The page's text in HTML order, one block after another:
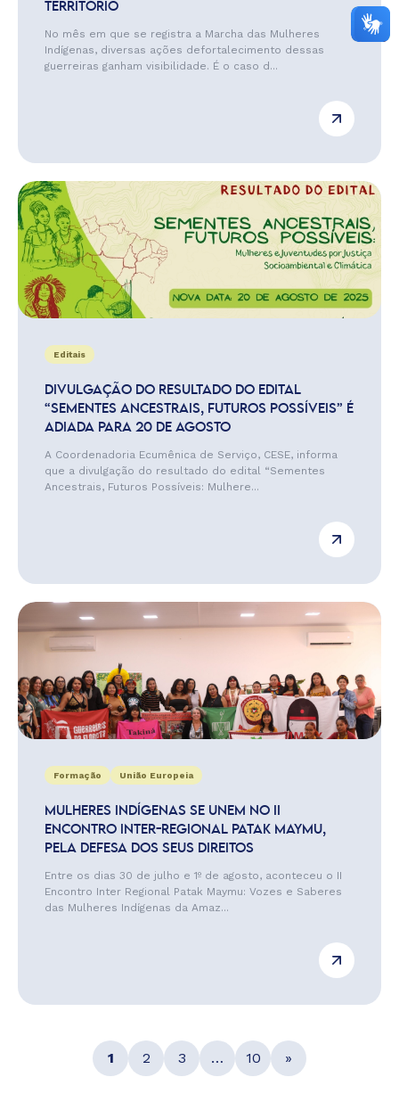
TERRITÓRIO
No mês em que se registra a Marcha das Mulheres
Indígenas, diversas ações defortalecimento dessas
guerreiras ganham visibilidade. É o caso d...
Editais
DIVULGAÇÃO DO RESULTADO DO EDITAL
“SEMENTES ANCESTRAIS, FUTUROS POSSÍVEIS” É
ADIADA PARA 20 DE AGOSTO
A Coordenadoria Ecumênica de Serviço, CESE, informa
que a divulgação do resultado do edital “Sementes
Ancestrais, Futuros Possíveis: Mulhere...
Formação União Europeia
MULHERES INDÍGENAS SE UNEM NO II
ENCONTRO INTER-REGIONAL PATAK MAYMU,
PELA DEFESA DOS SEUS DIREITOS
Entre os dias 30 de julho e 1º de agosto, aconteceu o II
Encontro Inter Regional Patak Maymu: Vozes e Saberes
das Mulheres Indígenas da Amaz...
1 2 3 … 10 »